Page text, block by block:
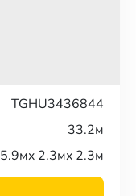
TGHU3436844
33.2м
5.9мx 2.3мx 2.3м